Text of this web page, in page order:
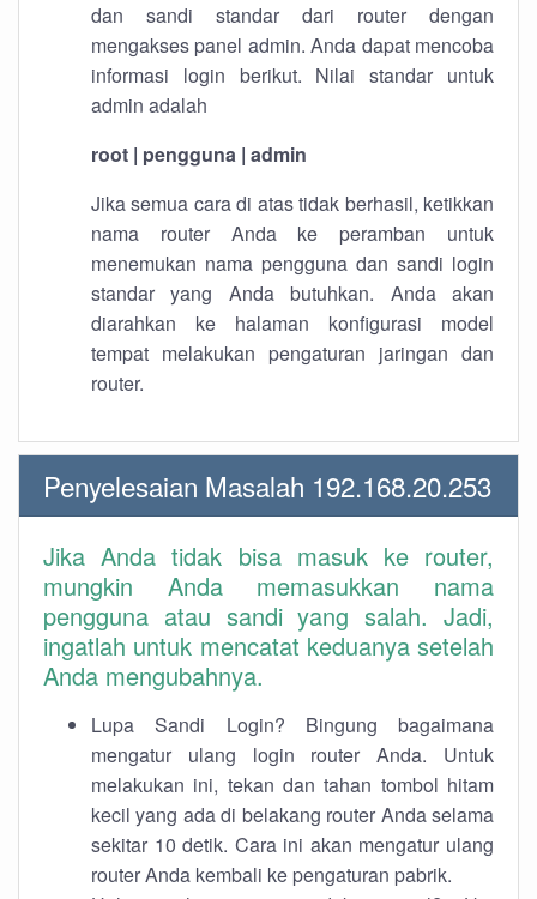
dan sandi standar dari router dengan
mengakses panel admin. Anda dapat mencoba
informasi login berikut. Nilai standar untuk
admin adalah
root | pengguna | admin
Jika semua cara di atas tidak berhasil, ketikkan
nama router Anda ke peramban untuk
menemukan nama pengguna dan sandi login
standar yang Anda butuhkan. Anda akan
diarahkan ke halaman konfigurasi model
tempat melakukan pengaturan jaringan dan
router.
Penyelesaian Masalah 192.168.20.253
Jika Anda tidak bisa masuk ke router,
mungkin Anda memasukkan nama
pengguna atau sandi yang salah. Jadi,
ingatlah untuk mencatat keduanya setelah
Anda mengubahnya.
Lupa Sandi Login? Bingung bagaimana
mengatur ulang login router Anda. Untuk
melakukan ini, tekan dan tahan tombol hitam
kecil yang ada di belakang router Anda selama
sekitar 10 detik. Cara ini akan mengatur ulang
router Anda kembali ke pengaturan pabrik.